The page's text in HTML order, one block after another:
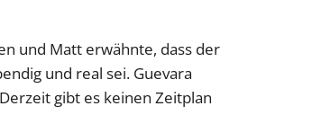
und Matt erwähnte, dass der
und real sei. Guevara
gibt es keinen Zeitplan